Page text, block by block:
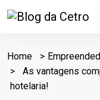
Home
As vantagens
hotelaria!